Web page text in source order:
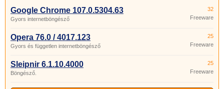
Google Chrome 107.0.5304.63
Gyors internetböngésző
32
Freeware
Opera 76.0 / 4017.123
Gyors és független internetböngésző
25
Freeware
Sleipnir 6.1.10.4000
Böngésző.
25
Freeware